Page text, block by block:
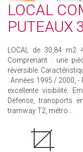
LOCAL
PUTEAUX
LOCAL de 30,84 m2
Comprenant : une
réversible.
: Années 1995 / 2000,
excellente visibilité.
Défense, transports
tramway T2, métro...